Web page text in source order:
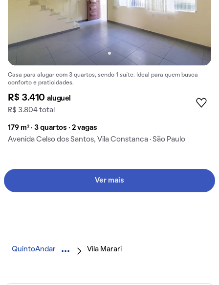
Casa para alugar com 3 quartos, sendo 1 suíte. Ideal para quem busca
conforto e praticidades.
R$ 3.410 aluguel
R$ 3.804 total
179 m² · 3 quartos · 2 vagas
Avenida Celso dos Santos, Vila Constanca · São Paulo
Ver mais
QuintoAndar Vila Marari